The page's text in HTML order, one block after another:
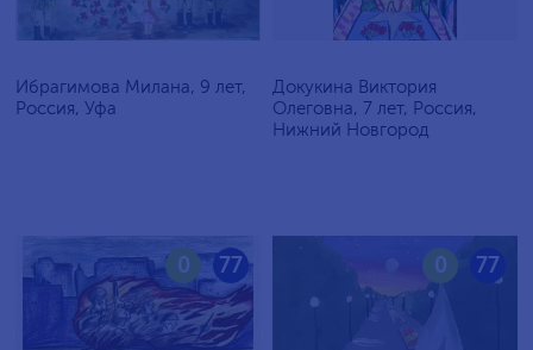
Ибрагимова Милана, 9 лет,
Россия, Уфа
Докукина Виктория
Олеговна, 7 лет, Россия,
Нижний Новгород
77
0 77
0